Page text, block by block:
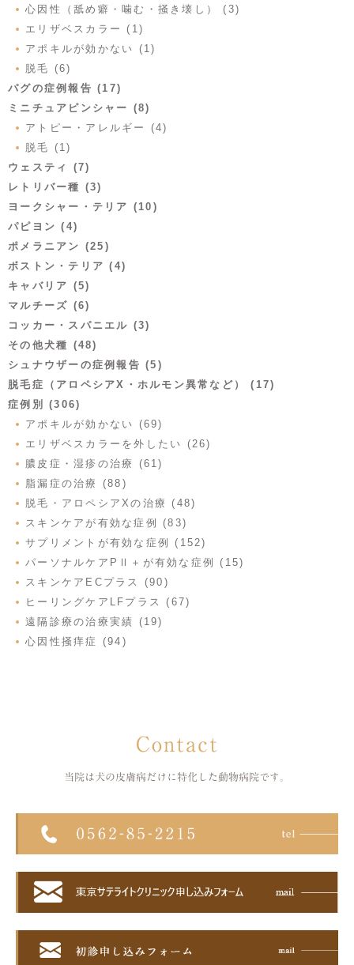
心因性（舐め癖・噛む・掻き壊し） (3)
エリザベスカラー (1)
アポキルが効かない (1)
脱毛 (6)
パグの症例報告 (17)
ミニチュアピンシャー (8)
アトピー・アレルギー (4)
脱毛 (1)
ウェスティ (7)
レトリバー種 (3)
ヨークシャー・テリア (10)
パピヨン (4)
ポメラニアン (25)
ボストン・テリア (4)
キャバリア (5)
マルチーズ (6)
コッカー・スパニエル (3)
その他犬種 (48)
シュナウザーの症例報告 (5)
脱毛症（アロペシアX・ホルモン異常など） (17)
症例別 (306)
アポキルが効かない (69)
エリザベスカラーを外したい (26)
膿皮症・湿疹の治療 (61)
脂漏症の治療 (88)
脱毛・アロペシアXの治療 (48)
スキンケアが有効な症例 (83)
サプリメントが有効な症例 (152)
パーソナルケアPⅡ＋が有効な症例 (15)
スキンケアECプラス (90)
ヒーリングケアLFプラス (67)
遠隔診療の治療実績 (19)
心因性掻痒症 (94)
Contact
当院は犬の皮膚病だけに特化した 動物病院です。